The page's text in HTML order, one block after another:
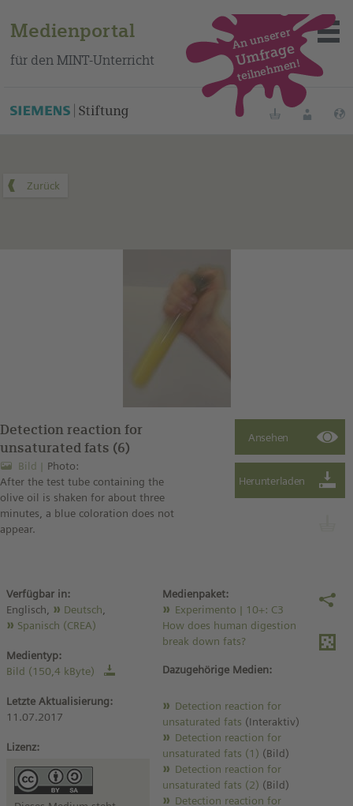
Medienportal
für den MINT-Unterricht
Über das Portal
Merklisten
An unserer
Umfrage
teilnehmen!
Detection reaction for
unsaturated fats (6)
Bild
Photo:
After the test tube containing the
olive oil is shaken for about three
minutes, a blue coloration does not
appear.
Verfügbar in:
Englisch,
Deutsch
Spanisch (CREA)
Medientyp:
Bild (150,4 kByte)
Letzte Aktualisierung:
11.07.2017
Lizenz:
Medienpaket:
Experimento | 10+: C3
How does human digestion
break down fats?
Dazugehörige Medien:
Detection reaction for
unsaturated fats (Interaktiv)
Detection reaction for
unsaturated fats (1) (Bild)
Detection reaction for
unsaturated fats (2) (Bild)
Detection reaction for
Dieses Medium finden Sie auf unserem spanischen